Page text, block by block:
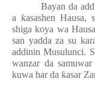
Bayan da
a ƙasashen Hausa,
shiga koya wa
san yadda za su
addinin Musulunci.
wanzar da
kuwa har da ƙasar